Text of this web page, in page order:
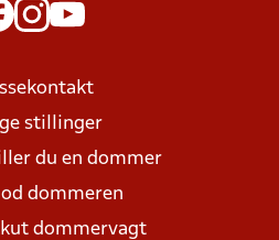
stillinger
du en dommer
dommeren
dommervagt